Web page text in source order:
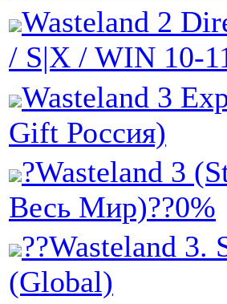
Wasteland 2
/ S|X / WIN 10-
Wasteland 3
Gift Россия)
?Wasteland 3
Весь Мир)??0%
??Wasteland
(Global)